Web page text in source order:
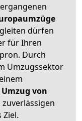
dürfen
für Ihren
Durch
Umzugssektor
von
Ziel.